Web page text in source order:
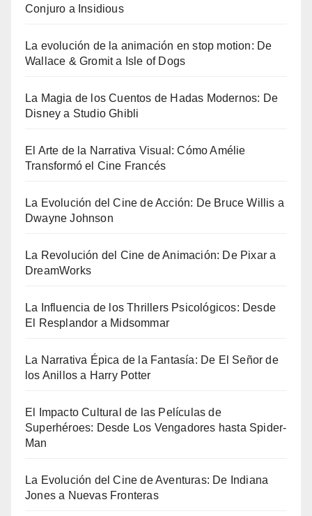
Conjuro a Insidious
La evolución de la animación en stop motion: De
Wallace & Gromit a Isle of Dogs
La Magia de los Cuentos de Hadas Modernos: De
Disney a Studio Ghibli
El Arte de la Narrativa Visual: Cómo Amélie
Transformó el Cine Francés
La Evolución del Cine de Acción: De Bruce Willis a
Dwayne Johnson
La Revolución del Cine de Animación: De Pixar a
DreamWorks
La Influencia de los Thrillers Psicológicos: Desde
El Resplandor a Midsommar
La Narrativa Épica de la Fantasía: De El Señor de
los Anillos a Harry Potter
El Impacto Cultural de las Películas de
Superhéroes: Desde Los Vengadores hasta Spider-
Man
La Evolución del Cine de Aventuras: De Indiana
Jones a Nuevas Fronteras